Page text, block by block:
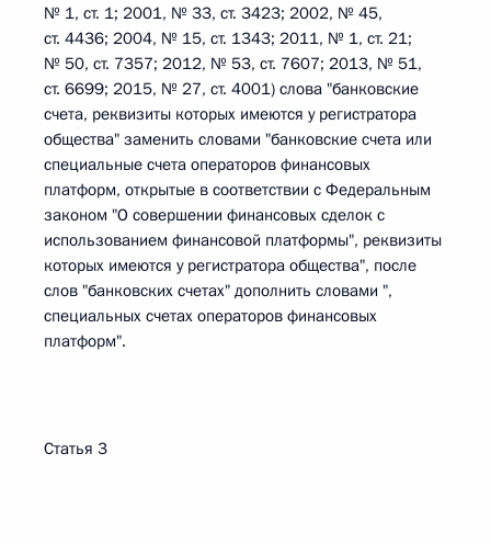
№ 1, ст. 1; 2001, № 33, ст. 3423; 2002, № 45,
ст. 4436; 2004, № 15, ст. 1343; 2011, № 1, ст. 21;
№ 50, ст. 7357; 2012, № 53, ст. 7607; 2013, № 51,
ст. 6699; 2015, № 27, ст. 4001) слова "банковские
счета, реквизиты которых имеются у регистратора
общества" заменить словами "банковские счета или
специальные счета операторов финансовых
платформ, открытые в соответствии с Федеральным
законом "О совершении финансовых сделок с
использованием финансовой платформы", реквизиты
которых имеются у регистратора общества", после
слов "банковских счетах" дополнить словами ",
специальных счетах операторов финансовых
платформ".
Статья 3